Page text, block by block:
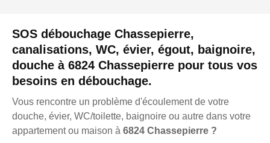
SOS débouchage Chassepierre,
canalisations, WC, évier, égout, baignoire,
douche à 6824 Chassepierre pour tous vos
besoins en débouchage.
Vous rencontre un problème d'écoulement de votre
douche, évier, WC/toilette, baignoire ou autre dans votre
appartement ou maison à 6824 Chassepierre ?